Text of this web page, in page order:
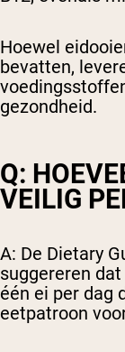
Hoewel
bevatten,
gezondheid.
Q:
VEILIG
A: De Dietary
suggereren
één ei per dag
eetpatroon